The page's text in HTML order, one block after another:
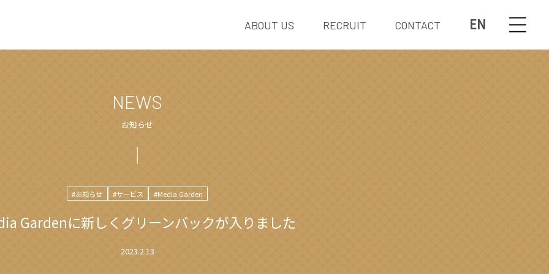
EN
ABOUT US RECRUIT CONTACT
NEWS
お知らせ
#お知らせ #サービス #Media Garden
Gardenに新しくグリーンバックが入りました
2023.2.13